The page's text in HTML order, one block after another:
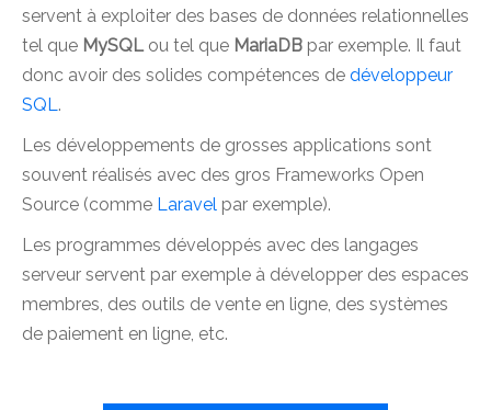
servent à exploiter des bases de données relationnelles
tel que MySQLou tel que MariaDB par exemple. Il faut
donc avoir des solides compétences de développeur
SQL.
Les développements de grosses applications sont
souvent réalisés avec des gros Frameworks Open
Source (comme Laravel par exemple).
Les programmes développés avec des langages
serveur servent par exemple à développer des espaces
membres, des outils de vente en ligne, des systèmes
de paiement en ligne, etc.